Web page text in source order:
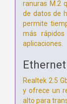
ranuras M.2
de datos de
permite
más
aplicaciones.
Realtek 2.5
y ofrece un
alto para